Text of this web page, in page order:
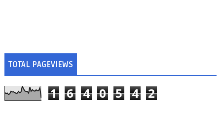
TOTAL PAGEVIEWS
1 6 4 0 5 4 2